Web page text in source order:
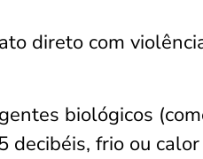
direto com
biológicos
decibéis, frio ou